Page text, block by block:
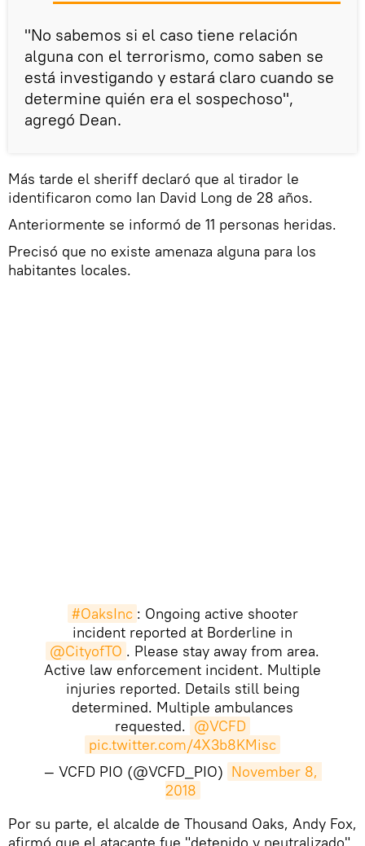
"No sabemos si el caso tiene relación
alguna con el terrorismo, como saben se
está investigando y estará claro cuando se
determine quién era el sospechoso",
agregó Dean.
Más tarde el sheriff declaró que al tirador le
identificaron como Ian David Long de 28 años.
Anteriormente se informó de 11 personas heridas.
Precisó que no existe amenaza alguna para los
habitantes locales.
#OaksInc : Ongoing active shooter
incident reported at Borderline in
@CityofTO . Please stay away from area.
Active law enforcement incident. Multiple
injuries reported. Details still being
determined. Multiple ambulances
requested. @VCFD
pic.twitter.com/4X3b8KMisc
— VCFD PIO (@VCFD_PIO) November 8,
2018
Por su parte, el alcalde de Thousand Oaks, Andy Fox,
afirmó que el atacante fue "detenido y neutralizado"